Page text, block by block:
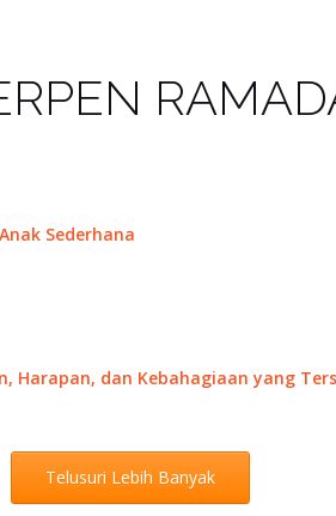
Sederhana
Harapan, dan Kebahagiaan yang
Telusuri Lebih Banyak